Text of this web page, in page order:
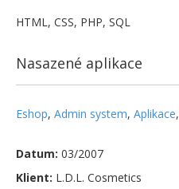
HTML, CSS, PHP, SQL
Nasazené aplikace
Eshop, Admin system, Aplikace,
Datum: 03/2007
Klient: L.D.L. Cosmetics